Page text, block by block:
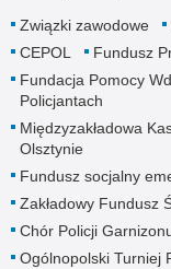
Związki zawodowe
CEPOL
Fundusz
Fundacja Pomocy
Policjantach
Międzyzakładowa
Olsztynie
Fundusz socjalny
Zakładowy Fundusz
Chór Policji
Ogólnopolski Turniej